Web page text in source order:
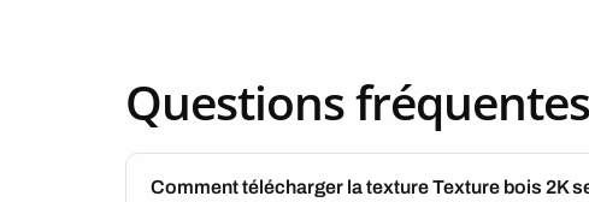
Questions fréquentes
Comment télécharger la texture Texture bois 2K